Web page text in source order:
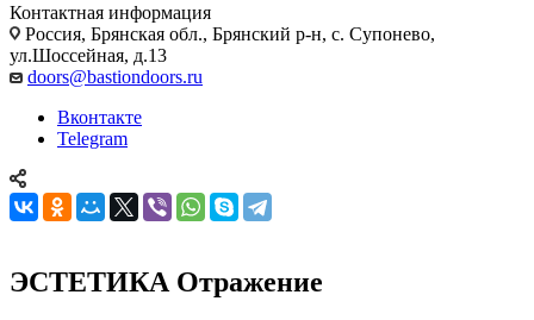
Контактная информация
Россия, Брянская обл., Брянский р-н, с. Супонево,
ул.Шоссейная, д.13
doors@bastiondoors.ru
Вконтакте
Telegram
ЭСТЕТИКА Отражение